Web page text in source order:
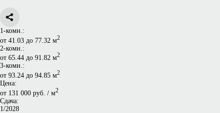
1-комн.:
от 41.03 до 77.32 м2
2-комн.:
от 65.44 до 91.82 м2
3-комн.:
от 93.24 до 94.85 м2
Цена:
от 131 000 руб. / м2
Сдача:
1/2028